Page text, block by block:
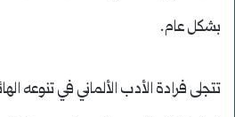
بشكل عام.
تتجلى فرادة الأدب الألماني في تنوعه